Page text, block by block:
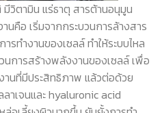
วิตามิน แร่ธาตุ สารต้านอนุมูน
นคือ เริ่มจากกระบวนการล้างสาร
ทำงานของเซลล์ ทำให้ระบบไหล
นการสร้างพลังงานของเซลล์ เพื่อ
านที่มีประสิทธิภาพ แล้วต่อด้วย
าเจนและ hyaluronic acid